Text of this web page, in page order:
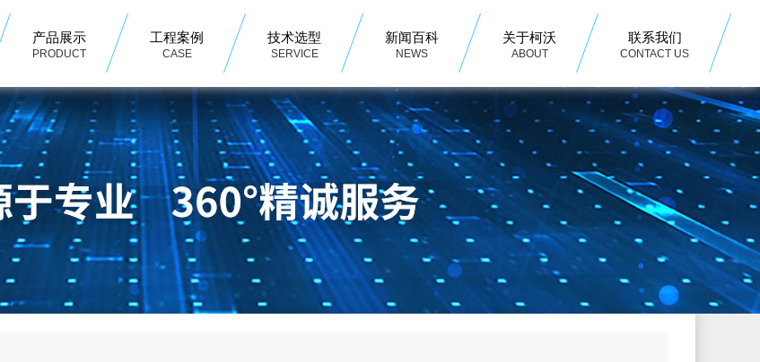
产品展示
PRODUCT
工程案例
CASE
技术选型
SERVICE
新闻百科
NEWS
关于柯沃
ABOUT
联系我们
CONTACT US